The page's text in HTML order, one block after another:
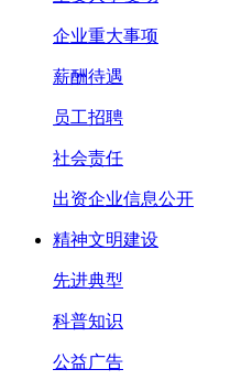
企业重大事项
薪酬待遇
员工招聘
社会责任
出资企业信息公开
精神文明建设
先进典型
科普知识
公益广告